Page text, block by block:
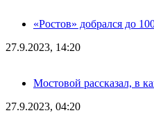
«Ростов» добрался до
27.9.2023, 14:20
Мостовой рассказал, в
27.9.2023, 04:20